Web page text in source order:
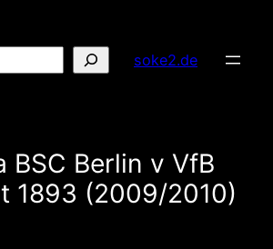
soke2.de
BSC Berlin v VfB
1893 (2009/2010)